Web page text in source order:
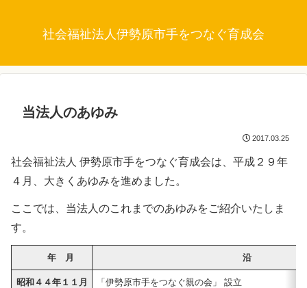
社会福祉法人伊勢原市手をつなぐ育成会
当法人のあゆみ
2017.03.25
社会福祉法人 伊勢原市手をつなぐ育成会は、平成２９年
４月、大きくあゆみを進めました。
ここでは、当法人のこれまでのあゆみをご紹介いたしま
す。
年 月 沿 革
昭和４４年１１月 「伊勢原市手をつなぐ親の会」 設立